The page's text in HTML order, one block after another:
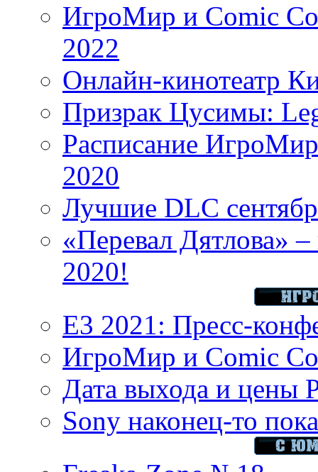
ИгроМир и Comic
2022
Онлайн-кинотеатр
Призрак Цусимы:
Расписание
2020
Лучшие DLC
«Перевал Дятлова»
2020!
E3 2021: Пресс-
ИгроМир и Comic
Дата выхода и цены
Sony наконец-то